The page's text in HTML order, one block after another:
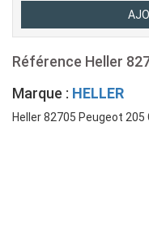
Référence Heller
Marque : HELLER
Heller 82705 Peugeot 205